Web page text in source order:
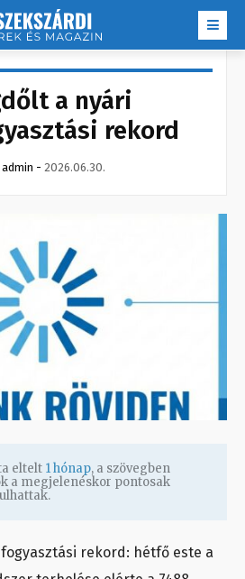
a nyári
rekord
admin - 2026.06.30.
eltelt 1 hónap, a szövegben
a megjelenéskor pontosak
rekord: hétfő este a